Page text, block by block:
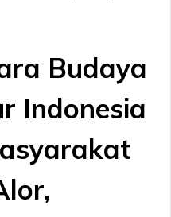
Budaya
Indonesia